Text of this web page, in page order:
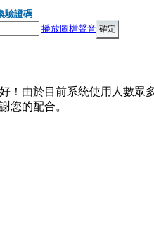
驗證碼
播放圖檔聲音
！由於目前系統使用人數眾
您的配合。